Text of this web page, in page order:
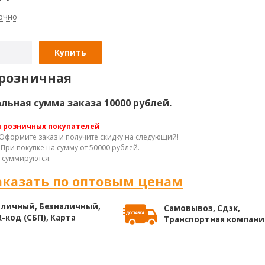
Купить
сумма заказа 10000 рублей.
покупателей
заказ и получите скидку на следующий!
покупке на сумму от 50000 рублей.
по оптовым ценам
Безналичный,
код (СБП), Карта
Самовывоз, Сдэк,
Транспортная